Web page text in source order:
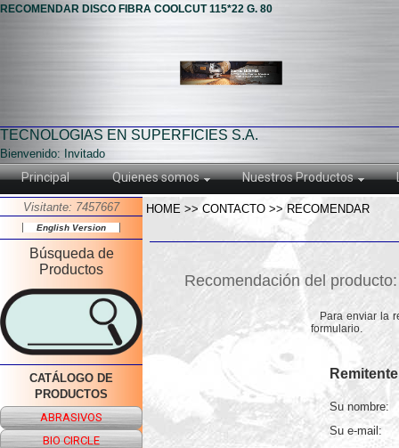
RECOMENDAR DISCO FIBRA COOLCUT 115*22 G. 80
TECNOLOGIAS EN SUPERFICIES S.A.
Bienvenido: Invitado
Principal Quienes somos Nuestros Productos
Visitante: 7457667
English Version
Búsqueda de
Productos
CATÁLOGO DE
PRODUCTOS
ABRASIVOS
BIO CIRCLE
Su nombre:
Su e-mail:
Recomendación del
Para enviar la
formulario.
HOME >> CONTACTO >> RECOMENDAR